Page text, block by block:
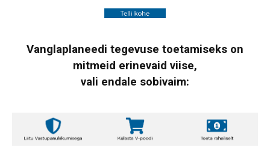
Vanglaplaneedi tegevuse toetamiseks on
mitmeid erinevaid viise,
vali endale sobivaim: